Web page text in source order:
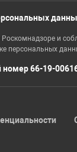
и
персональных
номер 66-19-